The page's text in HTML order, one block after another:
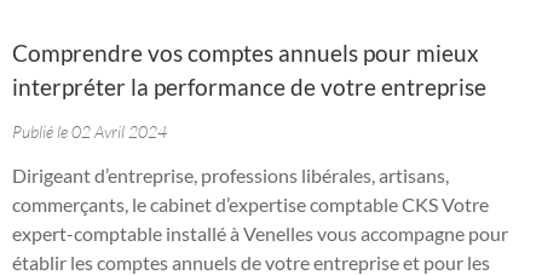
Comprendre vos comptes annuels pour mieux
interpréter la performance de votre entreprise
Publié le 02 Avril 2024
Dirigeant d’entreprise, professions libérales, artisans,
commerçants, le cabinet d’expertise comptable CKS Votre
expert-comptable installé à Venelles vous accompagne pour
établir les comptes annuels de votre entreprise et pour les